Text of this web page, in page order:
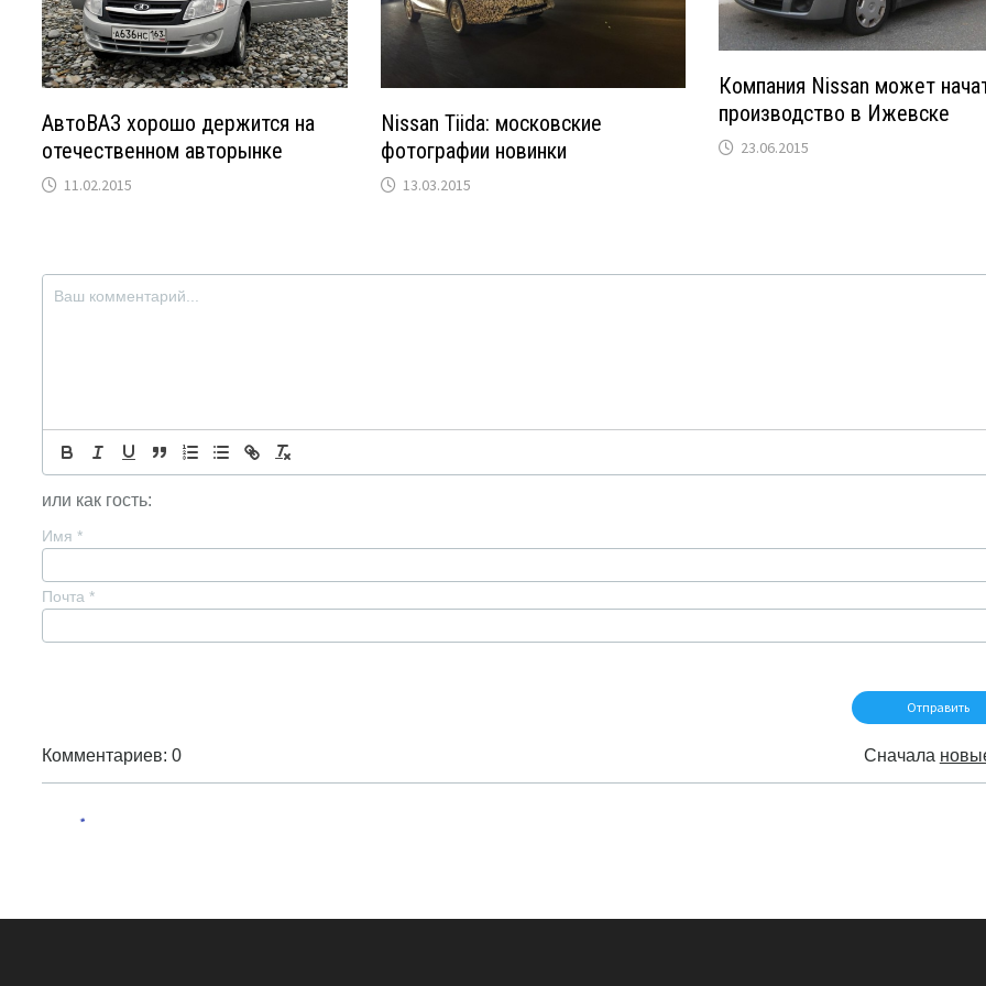
АвтоВАЗ хорошо держится на
отечественном авторынке
11.02.2015
Nissan Tiida: московские
фотографии новинки
13.03.2015
Компания Nissan может
производство в Ижевске
23.06.2015
или как гость:
Имя *
Почта *
Комментариев: 0 Сначала